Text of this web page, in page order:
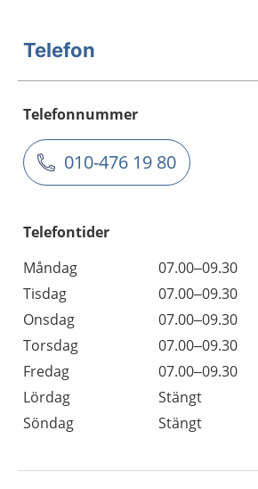
Telefon
Telefonnummer
010-476 19 80
Telefontider
Måndag
07.00–09.30
Tisdag
07.00–09.30
Onsdag
07.00–09.30
Torsdag
07.00–09.30
Fredag
07.00–09.30
Lördag
Stängt
Söndag
Stängt